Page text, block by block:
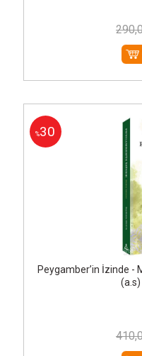
290
%30
Peygamber’in İzinde -
(a.s)
410